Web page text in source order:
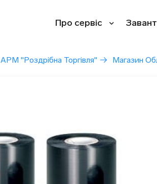
Про сервіс
АРМ "Роздрібна Торгівля" → Магазин